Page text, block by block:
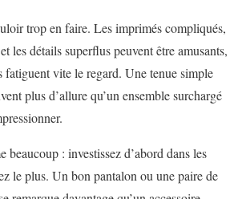
trop en faire. Les imprimés compliqués,
les détails superflus peuvent être amusants,
fatiguent vite le regard. Une tenue simple
plus d’allure qu’un ensemble surchargé
beaucoup : investissez d’abord dans les
le plus. Un bon pantalon ou une paire de